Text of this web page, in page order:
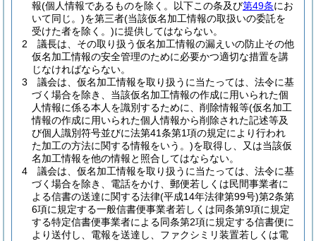
報(個人情報であるものを除く。以下この条及び第49条にお
いて同じ。)を第三者(当該仮名加工情報の取扱いの委託を
受けた者を除く。)に提供してはならない。
2
議長は、その取り扱う仮名加工情報の漏えいの防止その他
仮名加工情報の安全管理のために必要かつ適切な措置を講
じなければならない。
3
議会は、仮名加工情報を取り扱うに当たっては、法令に基
づく場合を除き、当該仮名加工情報の作成に用いられた個
人情報に係る本人を識別するために、削除情報等(仮名加工
情報の作成に用いられた個人情報から削除された記述等及
び個人識別符号並びに法第41条第1項の規定により行われ
た加工の方法に関する情報をいう。)を取得し、又は当該仮
名加工情報を他の情報と照合してはならない。
4
議会は、仮名加工情報を取り扱うに当たっては、法令に基
づく場合を除き、電話をかけ、郵便若しくは民間事業者に
よる信書の送達に関する法律(平成14年法律第99号)第2条第
6項に規定する一般信書便事業者若しくは同条第9項に規定
する特定信書便事業者による同条第2項に規定する信書便に
より送付し、電報を送達し、ファクシミリ装置若しくは電